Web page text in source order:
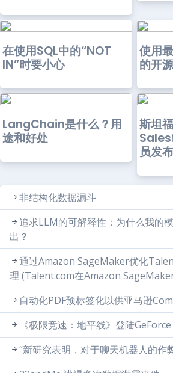
在使用SQL中的“NOT
IN”时要小心
使用
的开
LangChain是什么？用
途和好处
斯坦
员发
非结构化数据漏斗
追求LLM的可解释性：为什么我的
出？
通过Amazon SageMaker优化
理 (Talent.com在Amazon
自动化PDF预标签化以供亚马逊
《极限竞速：地平线》登陆
“新研究表明，对于聊天机器人的作